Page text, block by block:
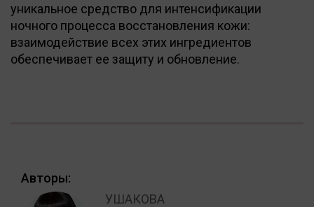
уникальное средство для интенсификации
ночного процесса восстановления кожи:
взаимодействие всех этих ингредиентов
обеспечивает ее защиту и обновление.
Авторы:
УШАКОВА